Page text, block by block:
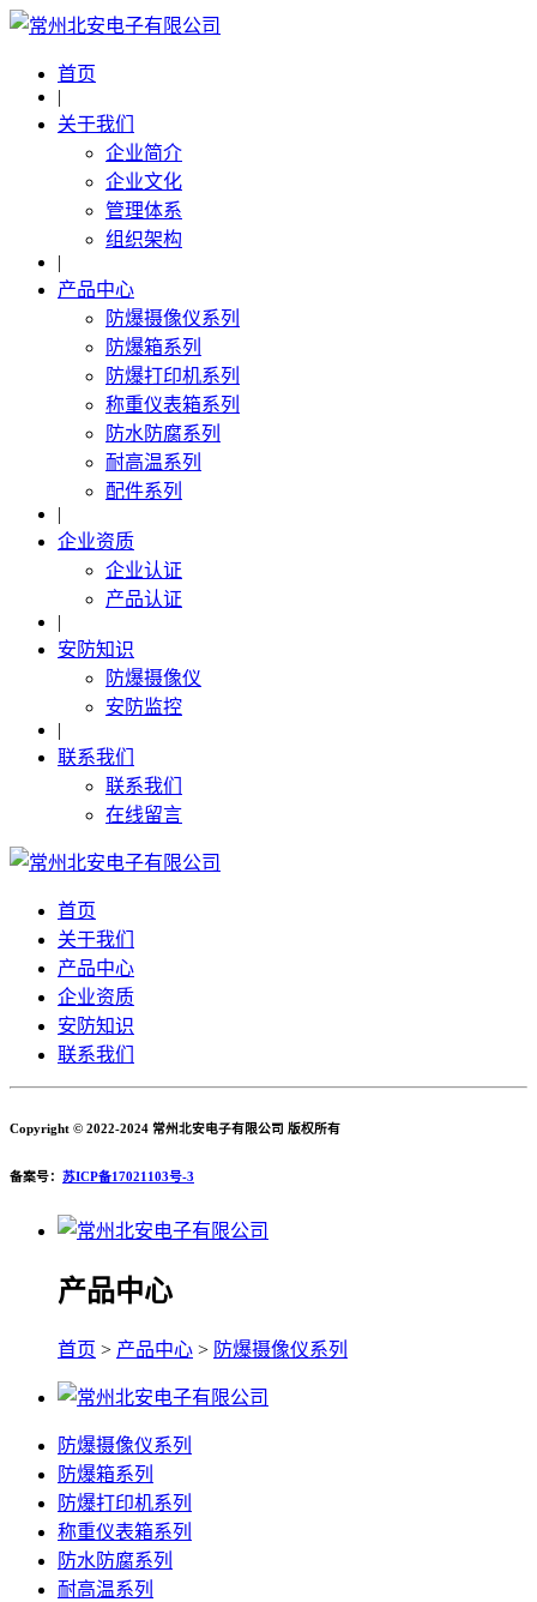
首页
|
关于我们
企业简介
企业文化
管理体系
组织架构
|
产品中心
防爆摄像仪系列
防爆箱系列
防爆打印机系列
称重仪表箱系列
防水防腐系列
耐高温系列
配件系列
|
企业资质
企业认证
产品认证
|
安防知识
防爆摄像仪
安防监控
|
联系我们
联系我们
在线留言
首页
关于我们
产品中心
企业资质
安防知识
联系我们
Copyright © 2022-2024 常州北安电子有限公司 版权所有
备案号： 苏ICP备17021103号-3
产品中心
首页 > 产品中心 > 防爆摄像仪系列
防爆摄像仪系列
防爆箱系列
防爆打印机系列
称重仪表箱系列
防水防腐系列
耐高温系列